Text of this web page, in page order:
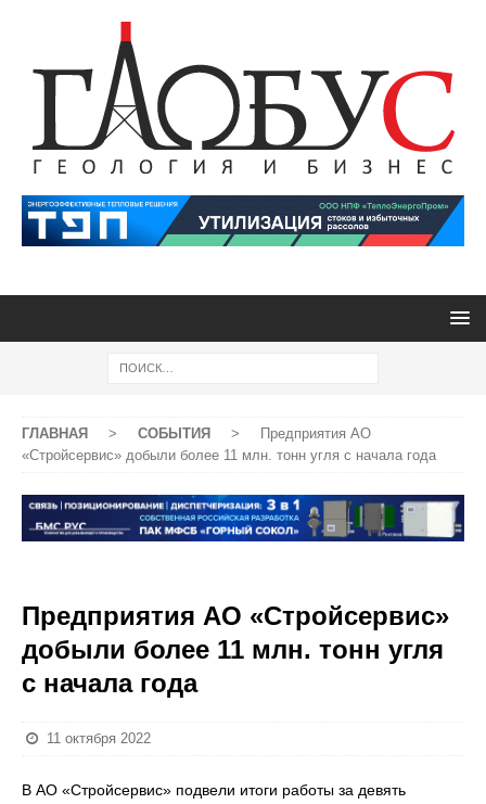
ГЛАВНАЯ > СОБЫТИЯ >
Предприятия АО
«Стройсервис» добыли более 11 млн. тонн угля с начала года
Предприятия АО «Стройсервис»
добыли более 11 млн. тонн угля
с начала года
11 октября 2022
В АО «Стройсервис» подвели итоги работы за девять